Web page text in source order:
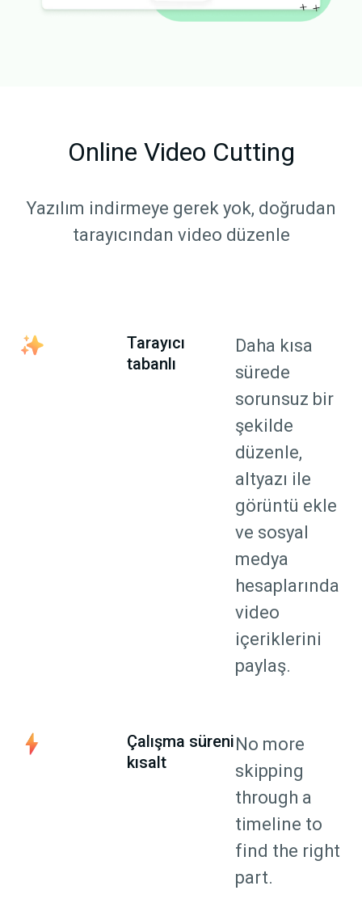
Online Video Cutting
Yazılım indirmeye gerek yok, doğrudan
tarayıcından video düzenle
Tarayıcı
tabanlı
Daha kısa
sürede
sorunsuz bir
şekilde
düzenle,
altyazı ile
görüntü ekle
ve sosyal
medya
hesaplarında
video
içeriklerini
paylaş.
Çalışma süreni
kısalt
No more
skipping
through a
timeline to
find the right
part.